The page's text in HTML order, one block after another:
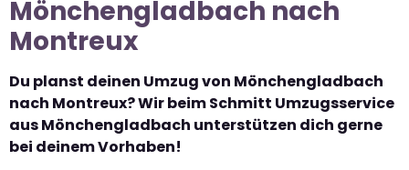
Mönchengladbach nach
Montreux
Du planst deinen Umzug von Mönchengladbach
nach Montreux? Wir beim Schmitt Umzugsservice
aus Mönchengladbach unterstützen dich gerne
bei deinem Vorhaben!